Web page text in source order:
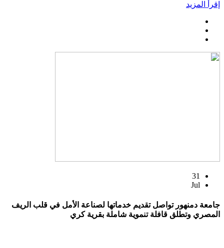
إقرأ المزيد
31
Jul
جامعة دمنهور تواصل تقديم خدماتها لصناعة الأمل في قلب الريف
المصري وتطلق قافلة تنموية شاملة بقرية كري